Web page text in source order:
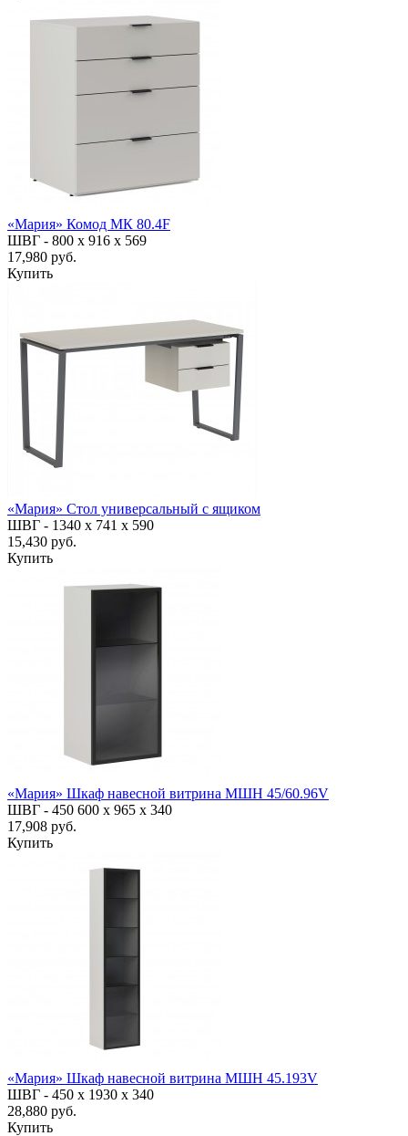
«Мария» Комод МК 80.4F
ШВГ - 800 х 916 х 569
17,980 руб.
Купить
«Мария» Стол универсальный с ящиком
ШВГ - 1340 х 741 х 590
15,430 руб.
Купить
«Мария» Шкаф навесной витрина МШН 45/60.96V
ШВГ - 450 600 х 965 х 340
17,908 руб.
Купить
«Мария» Шкаф навесной витрина МШН 45.193V
ШВГ - 450 х 1930 х 340
28,880 руб.
Купить